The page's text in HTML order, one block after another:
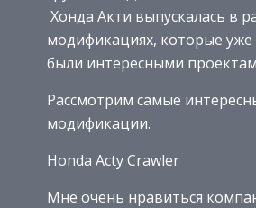
Хонда Акти выпускалась в
модификациях, которые уже
были интересными
Рассмотрим самые
модификации.
Honda Acty Crawler
Мне очень нравиться